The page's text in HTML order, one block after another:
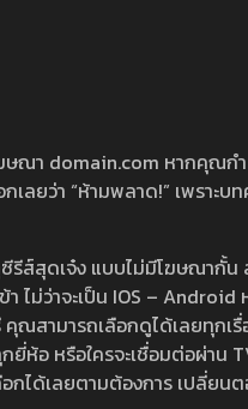
ษณา domain.com หากคุณก
เลยว่า “ห้ามพลาด!” เพราะ
รีส์สุดเจ๋ง แบบไม่มีโฆษณากั้
ไม่ว่าจะเป็น IOS –
ณสามารถเลือกดูได้เลยทุกเ
ห้อ หรือใครจะเชื่อมต่อผ่าน
กได้เลยตามต้องการ เปลี่ยน